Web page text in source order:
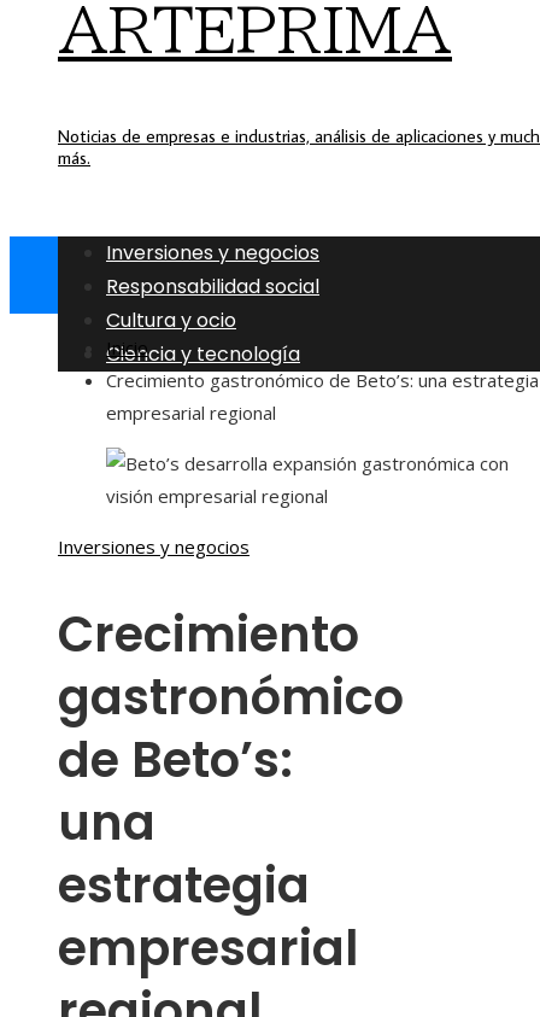
ARTEPRIMA
Noticias de empresas e industrias, análisis de aplicaciones y
más.
Inversiones y negocios
Responsabilidad social
Cultura y ocio
Ciencia y tecnología
Inicio
Crecimiento gastronómico de Beto’s: una estrategia
empresarial regional
Inversiones y negocios
Crecimiento
gastronómico
de Beto’s:
una
estrategia
empresarial